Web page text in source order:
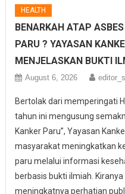
HEALTH
BENARKAH ATAP
PARU ? YAYASAN
MENJELASKAN BUKTI
August 6, 2026
Bertolak dari memperingati
tahun ini mengusung
Kanker Paru”, Yayasan
masyarakat meningkatkan
paru melalui informasi
berbasis bukti ilmiah.
meningkatnya perhatian